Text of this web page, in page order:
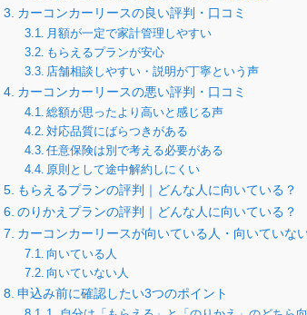
カーコンカーリースの良い評判・口コミ
月額が一定で家計管理しやすい
もらえるプランが安心
店舗相談しやすい・説明が丁寧という声
カーコンカーリースの悪い評判・口コミ
総額が思ったより高いと感じる声
対応品質にばらつきがある
任意保険は別で考える必要がある
原則として途中解約しにくい
もらえるプランの評判｜どんな人に向いている？
のりかえプランの評判｜どんな人に向いている？
カーコンカーリースが向いている人・向いていな
向いている人
向いていない人
申込み前に確認したい3つのポイント